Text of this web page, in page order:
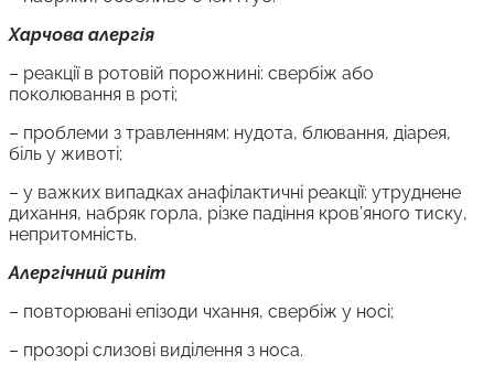
Харчова алергія
– реакції в ротовій порожнині: свербіж або
поколювання в роті;
– проблеми з травленням: нудота, блювання, діарея,
біль у животі;
– у важких випадках анафілактичні реакції: утруднене
дихання, набряк горла, різке падіння кров’яного тиску,
непритомність.
Алергічний риніт
– повторювані епізоди чхання, свербіж у носі;
– прозорі слизові виділення з носа.